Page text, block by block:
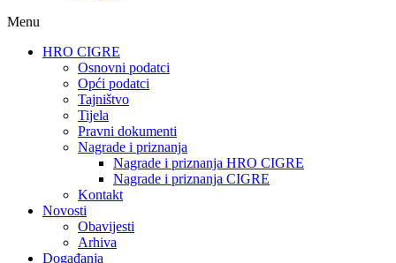
Menu
HRO CIGRE
Osnovni podatci​
Opći podatci
Tajništvo
Tijela
Pravni dokumenti
Nagrade i priznanja
Nagrade i priznanja HRO CIGRE
Nagrade i priznanja CIGRE
Kontakt
Novosti
Obavijesti
Arhiva
Događanja